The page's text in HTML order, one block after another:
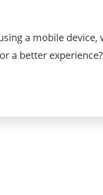
a mobile
a better experience?